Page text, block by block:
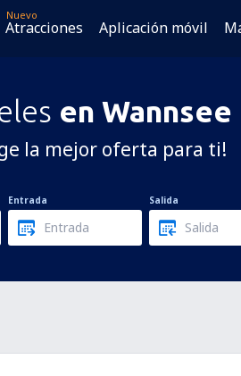
Nuevo
Atracciones Aplicación móvil
en Wannsee
la mejor oferta para ti!
Entrada Salida